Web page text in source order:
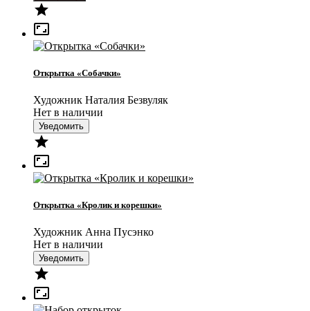


Открытка «Собачки»
Художник Наталия Безвуляк
Нет в наличии
Уведомить


Открытка «Кролик и корешки»
Художник Анна Пусэнко
Нет в наличии
Уведомить

